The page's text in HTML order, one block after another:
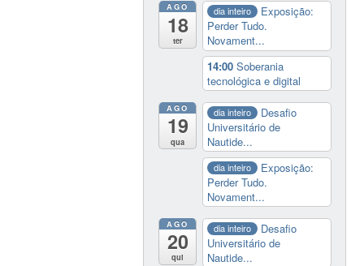
AGO
18
ter
dia inteiro
Exposição:
Perder Tudo.
Novament...
14:00Soberania
tecnológica e digital
AGO
19
qua
dia inteiro
Desafio
Universitário de
Nautide...
dia inteiro
Exposição:
Perder Tudo.
Novament...
AGO
20
qui
dia inteiro
Desafio
Universitário de
Nautide...